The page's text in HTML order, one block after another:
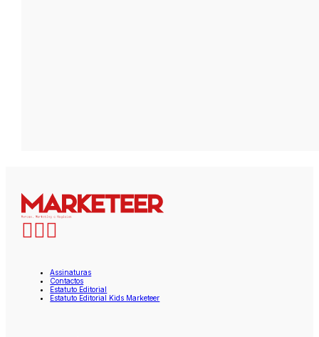
Assinaturas
Contactos
Estatuto Editorial
Estatuto Editorial Kids Marketeer